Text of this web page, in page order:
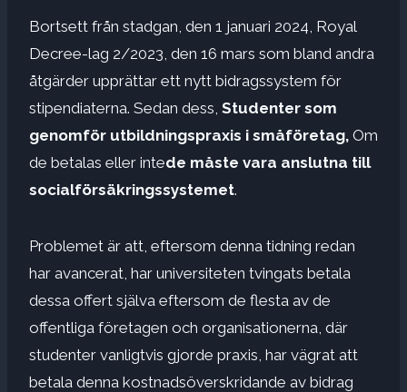
Bortsett från stadgan, den 1 januari 2024, Royal
Decree-lag 2/2023, den 16 mars som bland andra
åtgärder upprättar ett nytt bidragssystem för
stipendiaterna. Sedan dess, Studenter som
genomför utbildningspraxis i småföretag, Om
de betalas eller intede måste vara anslutna till
socialförsäkringssystemet.
Problemet är att, eftersom denna tidning redan
har avancerat, har universiteten tvingats betala
dessa offert själva eftersom de flesta av de
offentliga företagen och organisationerna, där
studenter vanligtvis gjorde praxis, har vägrat att
betala denna kostnadsöverskridande av bidrag